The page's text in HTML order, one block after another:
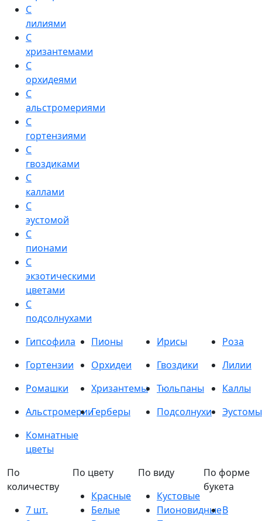
С
лилиями
С
хризантемами
С
орхидеями
С
альстромериями
С
гортензиями
С
гвоздиками
С
каллами
С
эустомой
С
пионами
С
экзотическими
цветами
С
подсолнухами
Гипсофила
Пионы Ирисы
Роза
Гортензии
Орхидеи Гвоздики
Лилии
Ромашки
Хризантемы Тюльпаны
Каллы
АльстромерииГерберы Подсолнухи
Эустомы
Комнатные
цветы
По
количеству
7 шт.
По цвету
Красные
Белые
По виду
Кустовые
Пионовидные
По форме
букета
В